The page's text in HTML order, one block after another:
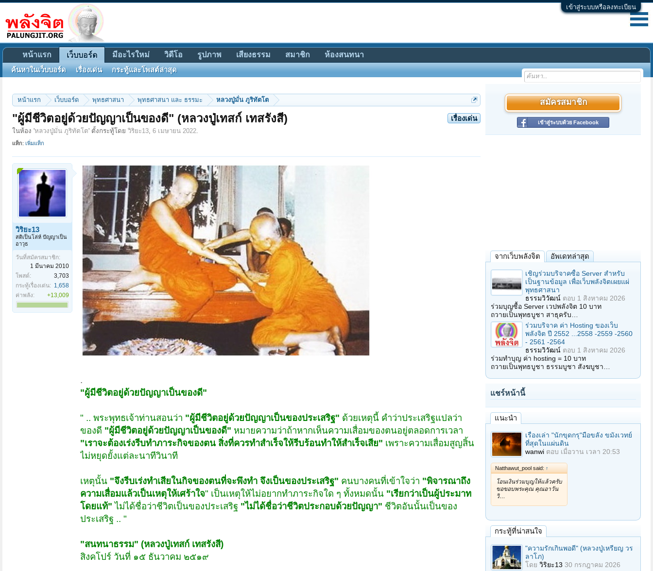
เข้าสู่ระบบหรือลงทะเบียน
หน้าแรก เว็บบอร์ด พุทธศาสนา พุทธศาสนา และ ธรรมะ หลวงปู่มั่น ภูริทัตโต
เรื่องเด่น
"ผู้มีชีวิตอยู่ด้วยปัญญาเป็นของดี" (หลวงปู่เทสก์ เทสรังสี)
ในห้อง 'หลวงปู่มั่น ภูริทัตโต' ตั้งกระทู้โดย วิริยะ13, 6 เมษายน 2022.
แท็ก: เพิ่มแท็ก
วิริยะ13
สติเป็นโล่ห์ ปัญญาเป็น
อาวุธ
วันที่สมัครสมาชิก:
1 มีนาคม 2010
โพสต์:
3,703
กระทู้เรื่องเด่น: 1,658
ค่าพลัง:
+13,009
.
"ผู้มีชีวิตอยู่ด้วยปัญญาเป็นของดี"
" .. พระพุทธเจ้าท่านสอนว่า "ผู้มีชีวิตอยู่ด้วยปัญญาเป็นของประเสริฐ" ด้วยเหตุนี้ คำว่าประเสริฐแปลว่า
ของดี "ผู้มีชีวิตอยู่ด้วยปัญญาเป็นของดี" หมายความว่าถ้าหากเห็นความเสื่อมของตนอยู่ตลอดการเวลา
"เราจะต้องเร่งรีบทำภาระกิจของตน สิ่งที่ควรทำสำเร็จให้รีบร้อนทำให้สำเร็จเสีย" เพราะความเสื่อมสูญสิ้น
ไม่หยุดยั้งแต่ละนาทีวินาที
เหตุนั้น "จึงรีบเร่งทำเสียในกิจของตนที่จะพึงทำ จึงเป็นของประเสริฐ" คนบางคนที่เข้าใจว่า "พิจารณาถึง
ความเสื่อมแล้วเป็นเหตุให้เศร้าใจ" เป็นเหตุให้ไม่อยากทำภาระกิจใด ๆ ทั้งหมดนั้น "เรียกว่าเป็นผู้ประมาท
โดยแท้" ไม่ได้ชื่อว่าชีวิตเป็นของประเสริฐ "ไม่ได้ชื่อว่าชีวิตประกอบด้วยปัญญา" ชีวิตอันนั้นเป็นของ
ประเสริฐ .. "
"สนทนาธรรม" (หลวงปู่เทสก์ เทสรังสี)
สิงคโปร์ วันที่ ๑๕ ธันวาคม ๒๕๑๙
สมัครสมาชิก
เข้าสู่ระบบด้วย Facebook
จากเว็บพลังจิต อัพเดทล่าสุด
เชิญร่วมบริจาคซื้อ Server สำหรับ
เป็นฐานข้อมูล เพื่อเว็บพลังจิตเผยแผ่
พุทธศาสนา
ธรรมวิวัฒน์ ตอบ 1 สิงหาคม 2026
ร่วมบุญซื้อ Server เวปพลังจิต 10 บาท
ถวายเป็นพุทธบูชา สาธุครับ…
ร่วมบริจาค ค่า Hosting ของเว็บ
พลังจิต ปี 2552 ...2558 -2559 -2560
- 2561 -2564
ธรรมวิวัฒน์ ตอบ 1 สิงหาคม 2026
ร่วมทำบุญ ค่า hosting = 10 บาท
ถวายเป็นพุทธบูชา ธรรมบูชา สังฆบูชา…
แชร์หน้านี้
แนะนำ
เรื่องเล่า "นักขุดกรุ"มือขลัง ขมังเวทย์
ที่สุดในแผ่นดิน
wanwi ตอบ เมื่อวาน เวลา 20:53
Natthawut_pool said: ↑
โอนเงินร่วมบุญให้แล้วครับ
ขอขอบพระคุณ คุณอาวัน
วิ…
กระทู้ที่น่าสนใจ
"ความรักเกินพอดี" (หลวงปู่เหรียญ วร
ลาโภ)
โดย วิริยะ13 30 กรกฎาคม 2026
หน้าแรก เว็บบอร์ด
ค้นหาในเว็บบอร์ด เรื่องเด่น กระทู้และโพสต์ล่าสุด
มีอะไรใหม่ วิดีโอ รูปภาพ เสียงธรรม สมาชิก ห้องสนทนา